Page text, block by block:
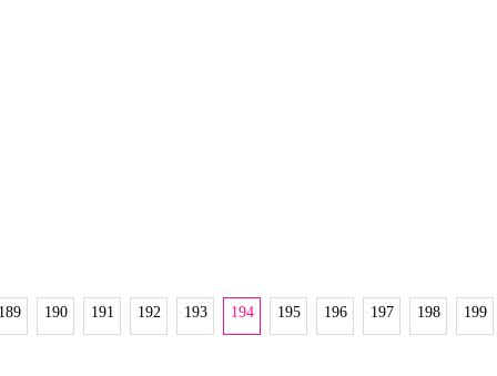
190 191 192 193 194 195 196 197 198 199